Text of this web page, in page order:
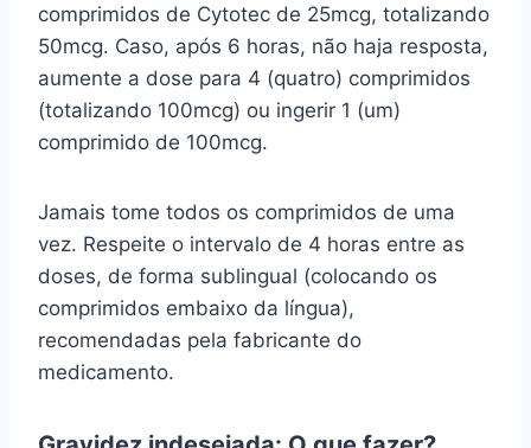
comprimidos de Cytotec de 25mcg, totalizando
50mcg. Caso, após 6 horas, não haja resposta,
aumente a dose para 4 (quatro) comprimidos
(totalizando 100mcg) ou ingerir 1 (um)
comprimido de 100mcg.
Jamais tome todos os comprimidos de uma
vez. Respeite o intervalo de 4 horas entre as
doses, de forma sublingual (colocando os
comprimidos embaixo da língua),
recomendadas pela fabricante do
medicamento.